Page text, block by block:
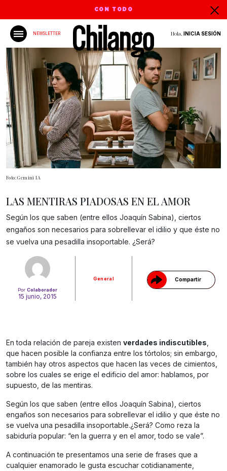
CON TODO
NEWSLETTER Hola, INICIA SESIÓN
Foto: Gemini IA
PorColaborador
15 junio, 2015
General Compartir
Gracias!
LAS MENTIRAS PIADOSAS EN EL AMOR
Según los que saben (entre ellos Joaquín Sabina), ciertos
engaños son necesarios para sobrellevar el idilio y que éste no
se vuelva una pesadilla insoportable. ¿Será?
En toda relación de pareja existen verdades indiscutibles,
que hacen posible la confianza entre los tórtolos; sin embargo,
también hay otros aspectos que hacen las veces de cimientos,
sobre los cuales se erige el edificio del amor: hablamos, por
supuesto, de las mentiras.
Según los que saben (entre ellos Joaquín Sabina), ciertos
engaños son necesarios para sobrellevar el idilio y que éste no
se vuelva una pesadilla insoportable.¿Será? Como reza la
sabiduría popular: “en la guerra y en el amor, todo se vale”.
A continuación te presentamos una serie de frases que a
cualquier enamorado le gusta escuchar cotidianamente,